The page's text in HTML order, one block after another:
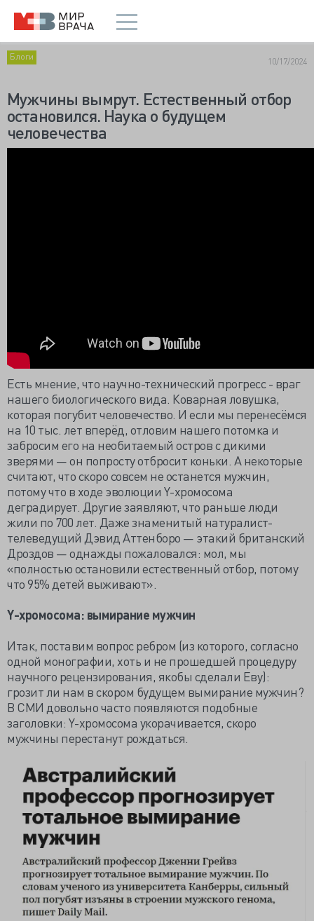
Блоги 10/17/2024
Мужчины вымрут. Естественный отбор
остановился. Наука о будущем
человечества
Есть мнение, что научно-технический прогресс - враг
нашего биологического вида. Коварная ловушка,
которая погубит человечество. И если мы перенесёмся
на 10 тыс. лет вперёд, отловим нашего потомка и
забросим его на необитаемый остров с дикими
зверями — он попросту отбросит коньки. А некоторые
считают, что скоро совсем не останется мужчин,
потому что в ходе эволюции Y-хромосома
деградирует. Другие заявляют, что раньше люди
жили по 700 лет. Даже знаменитый натуралист-
телеведущий Дэвид Аттенборо — этакий британский
Дроздов — однажды пожаловался: мол, мы
«полностью остановили естественный отбор, потому
что 95% детей выживают».
Y-хромосома: вымирание мужчин
Итак, поставим вопрос ребром (из которого, согласно
одной монографии, хоть и не прошедшей процедуру
научного рецензирования, якобы сделали Еву):
грозит ли нам в скором будущем вымирание мужчин?
В СМИ довольно часто появляются подобные
заголовки: Y-хромосома укорачивается, скоро
мужчины перестанут рождаться.